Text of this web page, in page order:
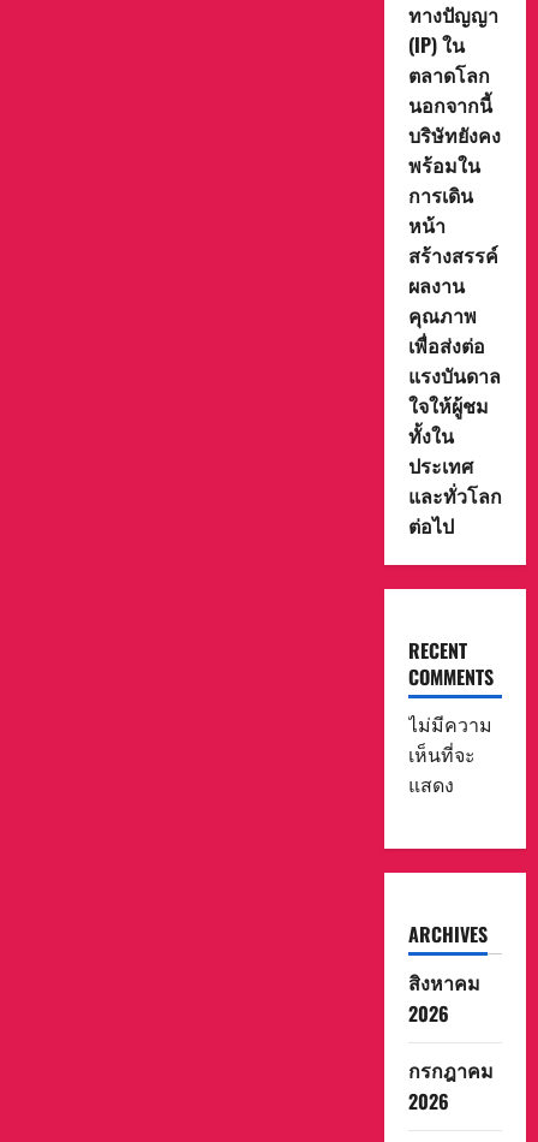
ทางปัญญา
(IP) ใน
ตลาดโลก
นอกจากนี้
บริษัทยังคง
พร้อมใน
การเดิน
หน้า
สร้างสรรค์
ผลงาน
คุณภาพ
เพื่อส่งต่อ
แรงบันดาล
ใจให้ผู้ชม
ทั้งใน
ประเทศ
และทั่วโลก
ต่อไป
RECENT
COMMENTS
ไม่มีความ
เห็นที่จะ
แสดง
ARCHIVES
สิงหาคม
2026
กรกฎาคม
2026